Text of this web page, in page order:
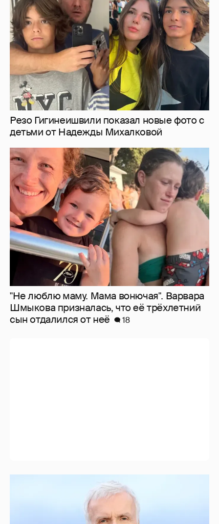
Резо Гигинеишвили показал новые фото с
детьми от Надежды Михалковой
"Не люблю маму. Мама вонючая". Варвара
Шмыкова призналась, что её трёхлетний
сын отдалился от неё
18